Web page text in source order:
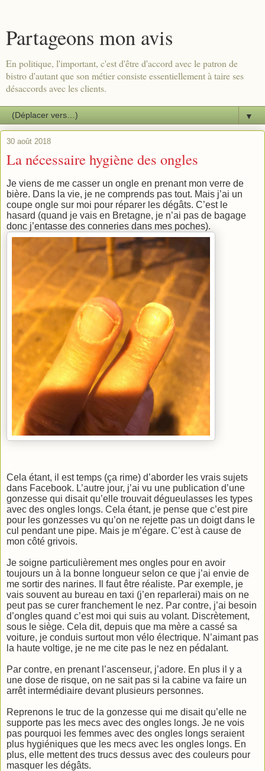
Partageons mon avis
En politique, l'important, c'est d'être d'accord avec le patron de
bistro d'autant que son métier consiste essentiellement à taire ses
désaccords avec les clients.
▼
30 août 2018
La nécessaire hygiène des ongles
Je viens de me casser un ongle en prenant mon verre de
bière. Dans la vie, je ne comprends pas tout. Mais j’ai un
coupe ongle sur moi pour réparer les dégâts. C’est le
hasard (quand je vais en Bretagne, je n’ai pas de bagage
donc j’entasse des conneries dans mes poches).
Cela étant, il est temps (ça rime) d’aborder les vrais sujets
dans Facebook. L’autre jour, j’ai vu une publication d’une
gonzesse qui disait qu’elle trouvait dégueulasses les types
avec des ongles longs. Cela étant, je pense que c’est pire
pour les gonzesses vu qu’on ne rejette pas un doigt dans le
cul pendant une pipe. Mais je m’égare. C’est à cause de
mon côté grivois.
Je soigne particulièrement mes ongles pour en avoir
toujours un à la bonne longueur selon ce que j’ai envie de
me sortir des narines. Il faut être réaliste. Par exemple, je
vais souvent au bureau en taxi (j’en reparlerai) mais on ne
peut pas se curer franchement le nez. Par contre, j’ai besoin
d’ongles quand c’est moi qui suis au volant. Discrètement,
sous le siège. Cela dit, depuis que ma mère a cassé sa
voiture, je conduis surtout mon vélo électrique. N’aimant pas
la haute voltige, je ne me cite pas le nez en pédalant.
Par contre, en prenant l’ascenseur, j’adore. En plus il y a
une dose de risque, on ne sait pas si la cabine va faire un
arrêt intermédiaire devant plusieurs personnes.
Reprenons le truc de la gonzesse qui me disait qu’elle ne
supporte pas les mecs avec des ongles longs. Je ne vois
pas pourquoi les femmes avec des ongles longs seraient
plus hygiéniques que les mecs avec les ongles longs. En
plus, elle mettent des trucs dessus avec des couleurs pour
masquer les dégâts.